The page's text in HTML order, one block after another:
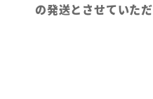
の発送とさせていただ